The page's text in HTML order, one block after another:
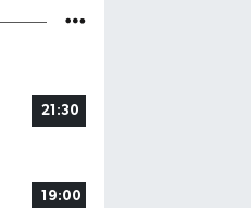
21:30
19:00